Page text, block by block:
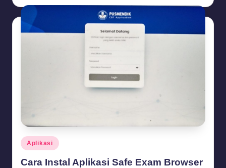
Posted
in
Aplikasi
Cara Instal Aplikasi Safe Exam Browser